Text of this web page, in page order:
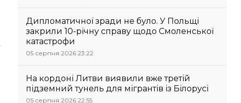
Дипломатичної зради не було. У Польщі
закрили 10-річну справу щодо Смоленської
катастрофи
05 серпня 2026 23:22
На кордоні Литви виявили вже третій
підземний тунель для мігрантів із Білорусі
05 серпня 2026 22:55